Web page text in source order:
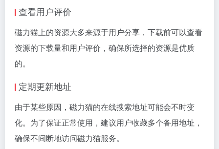
查看用户评价
磁力猫上的资源大多来源于用户分享，下载前可以查看
资源的下载量和用户评价，确保所选择的资源是优质
的。
定期更新地址
由于某些原因，磁力猫的在线搜索地址可能会不时变
化。为了保证正常使用，建议用户收藏多个备用地址，
确保不间断地访问磁力猫服务。